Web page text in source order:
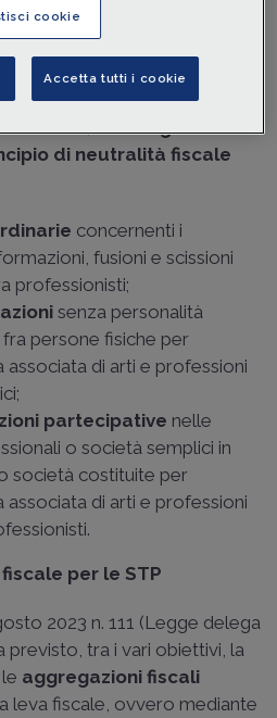
Ascolta la news
approvato il 30 aprile 2024,
di neutralità fiscale
concernenti i
fusioni e scissioni
professionisti;
senza personalità
persone fisiche per
associata di arti e professioni
partecipative nelle
o società semplici in
società costituite per
associata di arti e professioni
per le STP
2023 n. 111 (Legge delega
previsto, tra i vari obiettivi, la
aggregazioni fiscali
leva fiscale, ovvero mediante
cookie
Accetta tutti i cookie